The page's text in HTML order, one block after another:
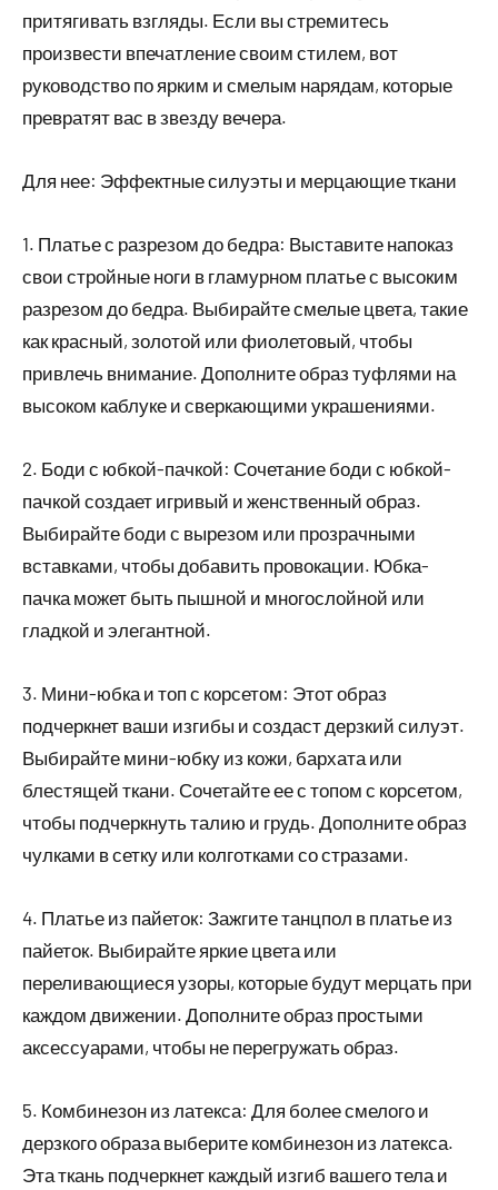
притягивать взгляды. Если вы стремитесь
произвести впечатление своим стилем, вот
руководство по ярким и смелым нарядам, которые
превратят вас в звезду вечера.
Для нее: Эффектные силуэты и мерцающие ткани
1. Платье с разрезом до бедра: Выставите напоказ
свои стройные ноги в гламурном платье с высоким
разрезом до бедра. Выбирайте смелые цвета, такие
как красный, золотой или фиолетовый, чтобы
привлечь внимание. Дополните образ туфлями на
высоком каблуке и сверкающими украшениями.
2. Боди с юбкой-пачкой: Сочетание боди с юбкой-
пачкой создает игривый и женственный образ.
Выбирайте боди с вырезом или прозрачными
вставками, чтобы добавить провокации. Юбка-
пачка может быть пышной и многослойной или
гладкой и элегантной.
3. Мини-юбка и топ с корсетом: Этот образ
подчеркнет ваши изгибы и создаст дерзкий силуэт.
Выбирайте мини-юбку из кожи, бархата или
блестящей ткани. Сочетайте ее с топом с корсетом,
чтобы подчеркнуть талию и грудь. Дополните образ
чулками в сетку или колготками со стразами.
4. Платье из пайеток: Зажгите танцпол в платье из
пайеток. Выбирайте яркие цвета или
переливающиеся узоры, которые будут мерцать при
каждом движении. Дополните образ простыми
аксессуарами, чтобы не перегружать образ.
5. Комбинезон из латекса: Для более смелого и
дерзкого образа выберите комбинезон из латекса.
Эта ткань подчеркнет каждый изгиб вашего тела и